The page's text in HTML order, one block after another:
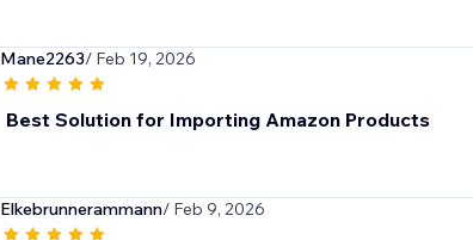
Mane2263/ Feb 19, 2026
Best Solution for Importing Amazon Products
Elkebrunnerammann/ Feb 9, 2026